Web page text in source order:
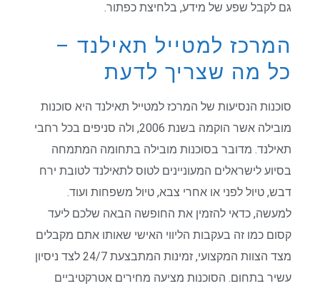
גם לקבל שפע של מידע, בלחיצת כפתור.
המרכז למטייל תאילנד –
כל מה שצריך לדעת
סוכנות הנסיעות של המרכז למטייל תאילנד היא סוכנות
מובילה אשר הוקמה בשנת 2006, ולה סניפים בכל רחבי
תאילנד. מדובר בסוכנות מובילה בתחומה המתמחה
בסיוע לישראלים המעוניינים לטוס לתאילנד לטובת ירח
דבש, טיול לפני או אחרי צבא, טיול משפחות ועוד.
למעשה, כדאי להזמין את החופשה הבאה שלכם ליעד
קסום כמו זה בעקבות הליווי האישי שאותו אתם מקבלים
מצד הצוות המקצועי, זמינות המתבצעת 24/7 לצד ניסיון
עשיר בתחום. הסוכנות מציעה מחירים אטרקטיביים